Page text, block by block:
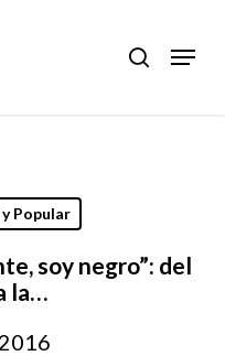
search
Menu
Popular
soy negro”: del
la…
Close